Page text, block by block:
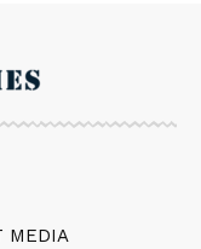
MEDIA